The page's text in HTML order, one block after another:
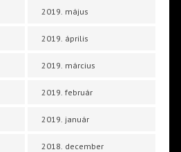
2019. május
2019. április
2019. március
2019. február
2019. január
2018. december